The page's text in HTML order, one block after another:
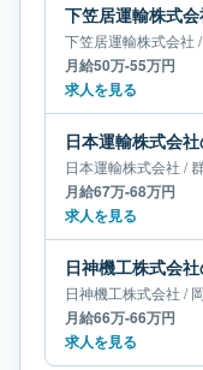
下笠居運輸株式会社 /
月給50万-55万円
求人を見る
日本運輸株式会社 /
月給67万-68万円
求人を見る
日神機工株式会社 /
月給66万-66万円
求人を見る